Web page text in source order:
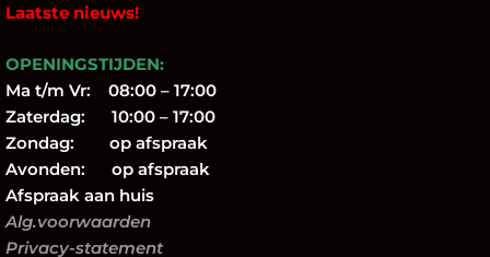
Laatste nieuws!
OPENINGSTIJDEN:
Ma t/m Vr: 08:00 – 17:00
Zaterdag: 10:00 – 17:00
Zondag: op afspraak
Avonden: op afspraak
Afspraak aan huis
Alg.voorwaarden
Privacy-statement